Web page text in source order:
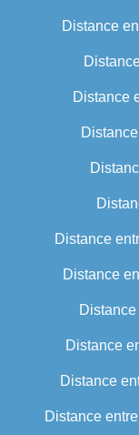
Distance
Distance
Distance
Distance
Distance
Distance
Distance entre